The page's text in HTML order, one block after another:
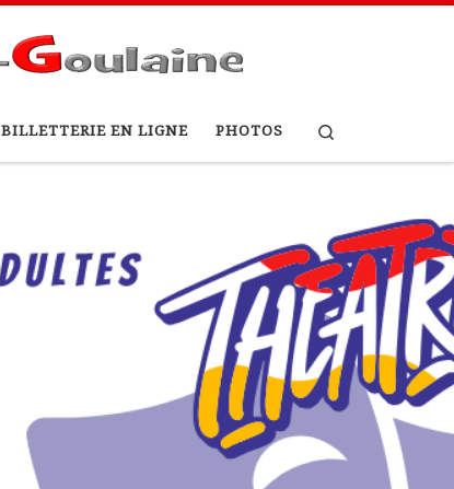
BILLETTERIE EN LIGNE PHOTOS